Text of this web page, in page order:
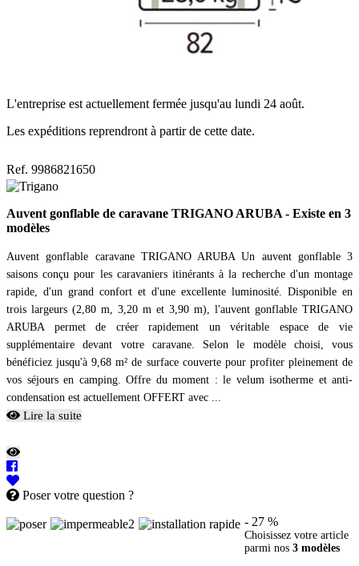
L'entreprise est actuellement fermée jusqu'au lundi 24 août.
Les expéditions reprendront à partir de cette date.
Ref. 9986821650
Auvent gonflable de caravane TRIGANO ARUBA - Existe en 3
modèles
Auvent gonflable caravane TRIGANO ARUBA Un auvent gonflable 3
saisons conçu pour les caravaniers itinérants à la recherche d'un montage
rapide, d'un grand confort et d'une excellente luminosité. Disponible en
trois largeurs (2,80 m, 3,20 m et 3,90 m), l'auvent gonflable TRIGANO
ARUBA permet de créer rapidement un véritable espace de vie
supplémentaire devant votre caravane. Selon le modèle choisi, vous
bénéficiez jusqu'à 9,68 m² de surface couverte pour profiter pleinement de
vos séjours en camping. Offre du moment : le velum isotherme et anti-
condensation est actuellement OFFERT avec ...
Lire la suite
Poser votre question ?
- 27 %
Choisissez votre article
parmi nos 3 modèles